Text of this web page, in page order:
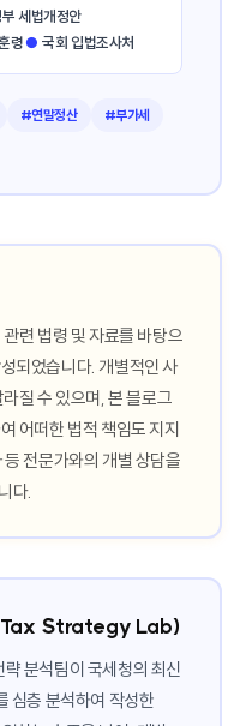
세법개정안
령● 국회 입법조사처
#연말정산 #부가세
련 법령 및 자료를 바탕으
되었습니다. 개별적인 사
질 수 있으며, 본 블로그
어떠한 법적 책임도 지지
전문가와의 개별 상담을
다.
(Tax Strategy Lab)
분석팀이 국세청의 최신
심층 분석하여 작성한